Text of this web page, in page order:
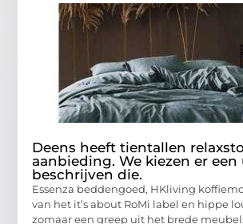
Deens heeft tientallen
aanbieding. We kiezen er een
beschrijven die.
Essenza beddengoed, HKliving
van het it’s about RoMi label en hippe
zomaar een greep uit het brede